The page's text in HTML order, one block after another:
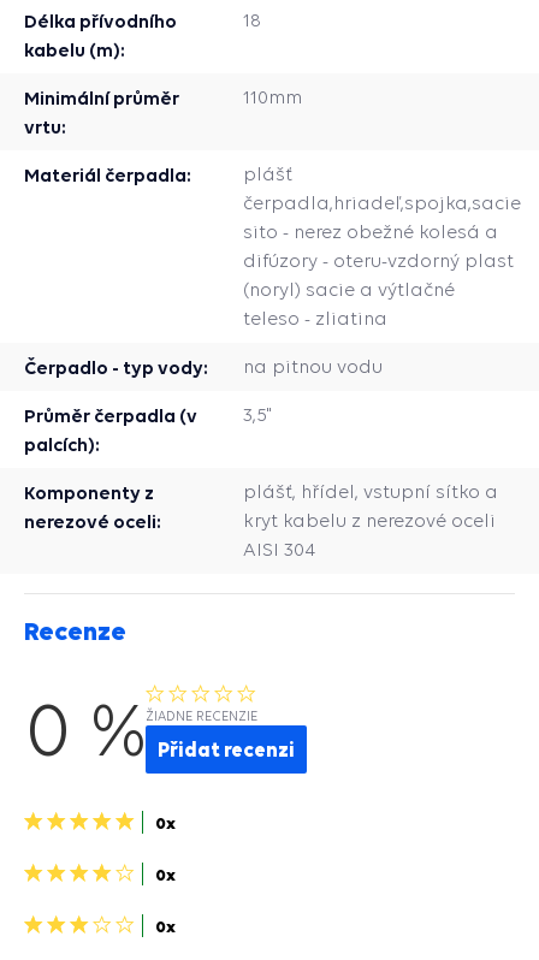
Délka přívodního
kabelu (m):
18
Minimální průměr
vrtu:
110mm
Materiál čerpadla:
plášť
čerpadla,hriadeľ,spojka,sacie
sito - nerez obežné kolesá a
difúzory - oteru-vzdorný plast
(noryl) sacie a výtlačné
teleso - zliatina
Čerpadlo - typ vody: na pitnou vodu
Průměr čerpadla (v
palcích):
3,5"
Komponenty z
nerezové oceli:
plášť, hřídel, vstupní sítko a
kryt kabelu z nerezové oceli
AISI 304
Recenze
0 % ŽIADNE RECENZIE
Přidat recenzi
5
0x
4
0x
3
0x